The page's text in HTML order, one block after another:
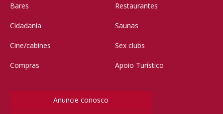
Bares
Cidadania
Cine/cabines
Compras
Restaurantes
Saunas
Sex clubs
Apoio Turístico
Anuncie conosco